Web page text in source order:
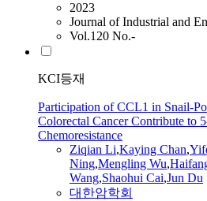
2023
Journal of Industrial and
Vol.120 No.-
KCI등재
Participation of CCL1 in Snail-
Colorectal Cancer Contribute to
Chemoresistance
Ziqian Li,Kaying Chan,
Ning,Mengling Wu,
Wang,Shaohui Cai,Jun Du
대한암학회